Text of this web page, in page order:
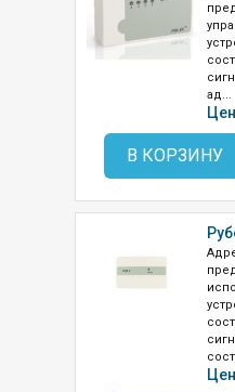
ад...
В КОРЗИНУ